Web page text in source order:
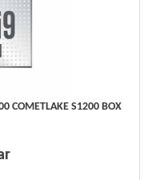
COMETLAKE S1200 BOX